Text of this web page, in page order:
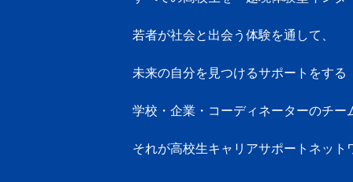
若者が社会と出会う体験を通して、
未来の自分を見つけるサポートをする
学校・企業・コーディネーターのチー
それが高校生キャリアサポートネット